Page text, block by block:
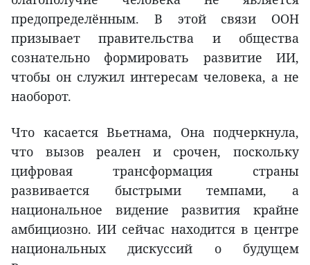
предопределённым. В этой связи ООН
призывает правительства и общества
сознательно формировать развитие ИИ,
чтобы он служил интересам человека, а не
наоборот.
Что касается Вьетнама, Она подчеркнула,
что вызов реален и срочен, поскольку
цифровая трансформация страны
развивается быстрыми темпами, а
национальное видение развития крайне
амбициозно. ИИ сейчас находится в центре
национальных дискуссий о будущем